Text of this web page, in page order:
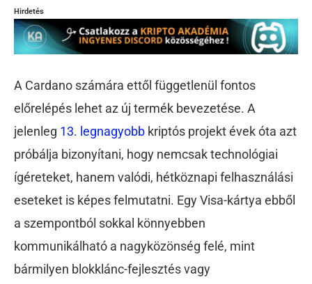
Hirdetés
A Cardano számára ettől függetlenül fontos
előrelépés lehet az új termék bevezetése. A
jelenleg 13. legnagyobb kriptós projekt évek óta azt
próbálja bizonyítani, hogy nemcsak technológiai
ígéreteket, hanem valódi, hétköznapi felhasználási
eseteket is képes felmutatni. Egy Visa-kártya ebből
a szempontból sokkal könnyebben
kommunikálható a nagyközönség felé, mint
bármilyen blokklánc-fejlesztés vagy